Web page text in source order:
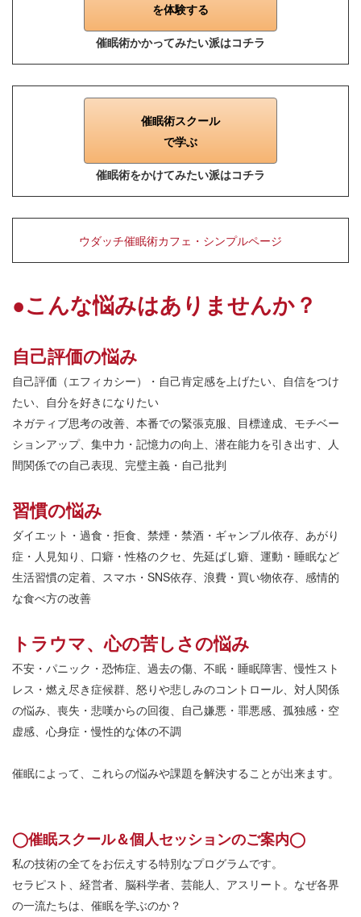
を体験する
催眠術かかってみたい派はコチラ
催眠術スクール
で学ぶ
催眠術をかけてみたい派はコチラ
ウダッチ催眠術カフェ・シンプルページ
●こんな悩みはありませんか？
自己評価の悩み
自己評価（エフィカシー）・自己肯定感を上げたい、自信をつけ
たい、自分を好きになりたい
ネガティブ思考の改善、本番での緊張克服、目標達成、モチベー
ションアップ、集中力・記憶力の向上、潜在能力を引き出す、人
間関係での自己表現、完璧主義・自己批判
習慣の悩み
ダイエット・過食・拒食、禁煙・禁酒・ギャンブル依存、あがり
症・人見知り、口癖・性格のクセ、先延ばし癖、運動・睡眠など
生活習慣の定着、スマホ・ SNS依存、浪費・買い物依存、感情的
な食べ方の改善
トラウマ、心の苦しさの悩み
不安・パニック・恐怖症、過去の傷、不眠・睡眠障害、慢性スト
レス・燃え尽き症候群、怒りや悲しみのコントロール、対人関係
の悩み、喪失・悲嘆からの回復、自己嫌悪・罪悪感、孤独感・空
虚感、心身症・慢性的な体の不調
催眠によって、これらの悩みや課題を解決することが出来ます。
◯催眠スクール＆個人セッションのご案内◯
私の技術の全てをお伝えする特別なプログラムです。
セラピスト、経営者、脳科学者、芸能人、アスリート。なぜ各界
の一流たちは、催眠を学ぶのか？